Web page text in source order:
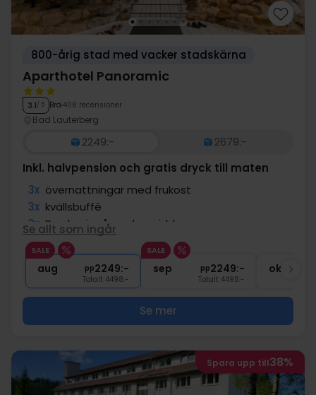
800-årig stad med vacker stadskärna
Aparthotel Panoramic
3.1/ 5 Bra 408 recensioner
Bad Lauterberg
2249:-
2679:-
Inkl. halvpension och gratis dryck till maten
3x övernattningar med frukost
3x kvällsbuffé
3x Drycker ingår under middagen
3x Gratis entré till wellnessavdelning
∞ Slutstädning
Se allt som ingår
SALE
aug pp2249:-
Totalt 4498:-
SALE
sep pp2249:-
Totalt 4498:-
okt
Se mer
Spara upp till38%